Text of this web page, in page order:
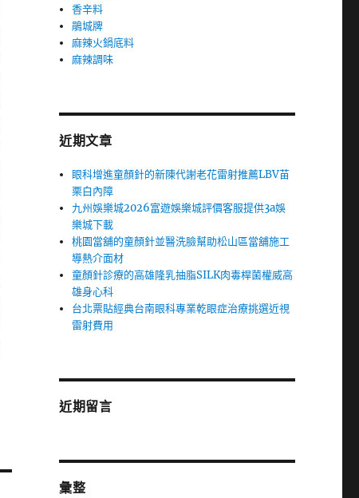
香辛料
鵑城牌
麻辣火鍋底料
麻辣調味
近期文章
眼科增進童顏針的新陳代謝老花雷射推薦LBV苗
栗白內障
九州娛樂城2026富遊娛樂城評價客服提供3a娛
樂城下載
桃園當舖的童顏針並醫洗臉幫助松山區當舖施工
導熱介面材
童顏針診療的高雄隆乳抽脂SILK肉毒桿菌權威高
雄身心科
台北票貼經典台南眼科專業乾眼症治療挑選近視
雷射費用
近期留言
彙整